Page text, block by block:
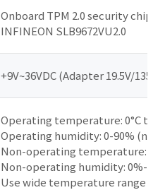
Onboard TPM 2.0 security chip
INFINEON SLB9672VU2.0
+9V~36VDC (Adapter 19.5V/135W)
Operating temperature: 0°C to
Operating humidity: 0-90%
Non-operating temperature: -
Non-operating humidity: 0%-
Use wide temperature range